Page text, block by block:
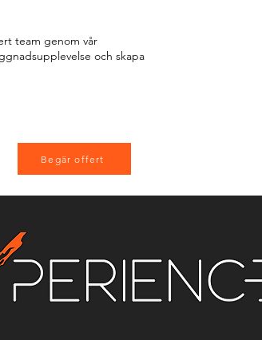
team genom vår
och skapa
Begär offert